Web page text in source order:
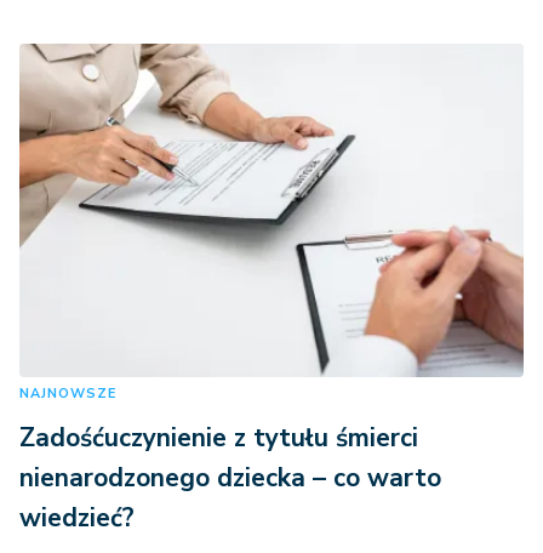
NAJNOWSZE
Zadośćuczynienie z tytułu śmierci
nienarodzonego dziecka – co warto
wiedzieć?